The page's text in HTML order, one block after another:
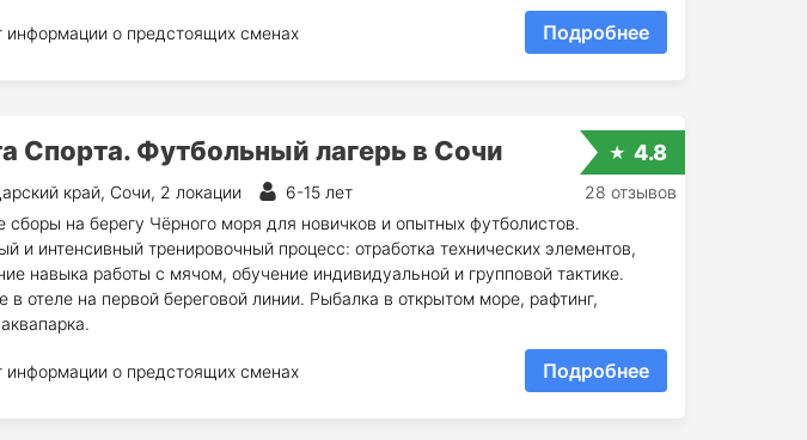
информации о предстоящих сменах Подробнее
Спорта. Футбольный лагерь в Сочи
край, Сочи, 2 локации
6-15 лет
сборы на берегу Чёрного моря для новичков и опытных футболистов.
и интенсивный тренировочный процесс: отработка технических элементов,
навыка работы с мячом, обучение индивидуальной и групповой тактике.
в отеле на первой береговой линии. Рыбалка в открытом море, рафтинг,
информации о предстоящих сменах Подробнее
4.8
28 отзывов